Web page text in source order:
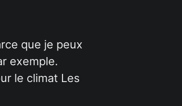
que je peux
exemple.
le climat Les